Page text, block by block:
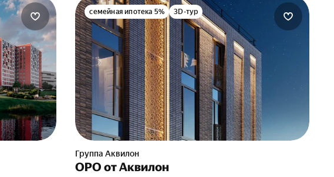
семейная ипотека 5% 3D-тур
Группа Аквилон
ОРО от Аквилон